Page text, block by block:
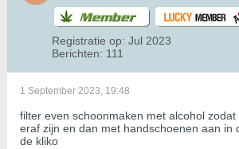
Registratie op: Jul 2023
Berichten: 111
1 September 2023, 19:48
filter even schoonmaken met alcohol
eraf zijn en dan met handschoenen aan in
de kliko